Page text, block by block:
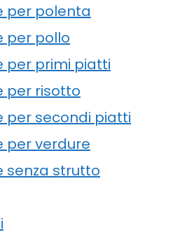
per polenta
per pollo
per primi piatti
per risotto
per secondi piatti
per verdure
senza strutto